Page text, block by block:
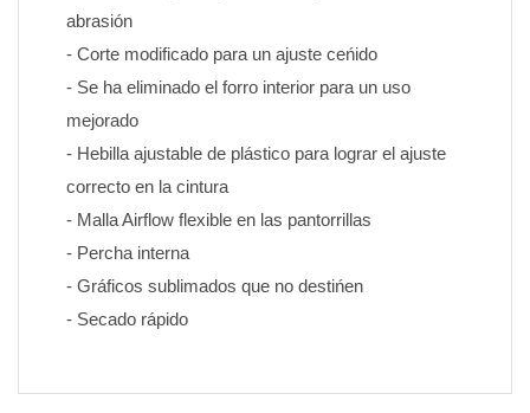
abrasión
- Corte modificado para un ajuste ceńido
- Se ha eliminado el forro interior para un uso
mejorado
- Hebilla ajustable de plástico para lograr el ajuste
correcto en la cintura
- Malla Airflow flexible en las pantorrillas
- Percha interna
- Gráficos sublimados que no destińen
- Secado rápido